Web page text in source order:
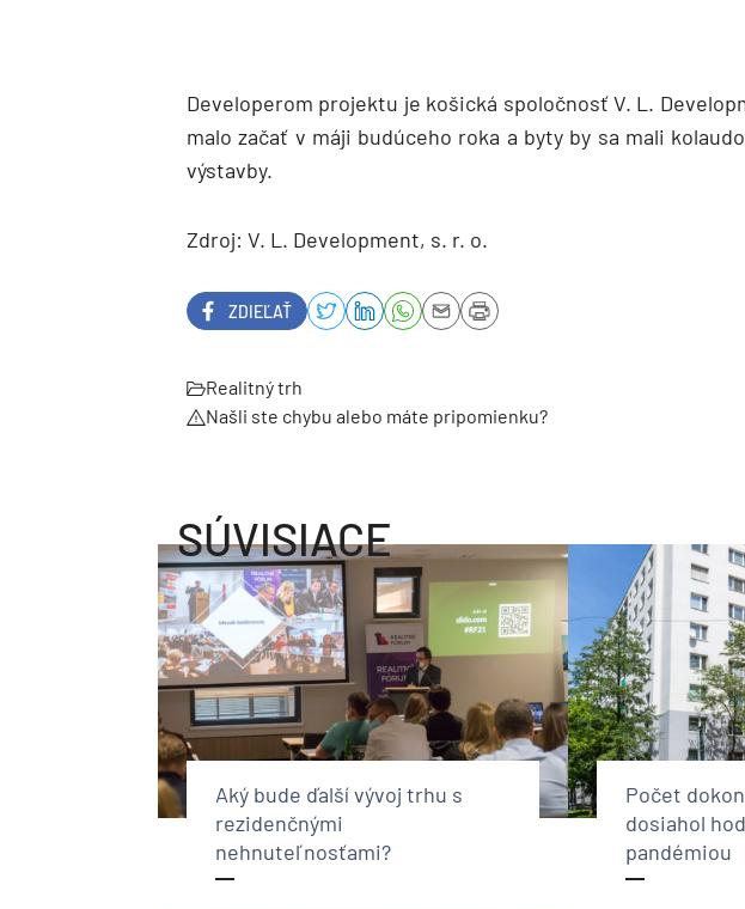
Developerom projektu je košická spoločnosť V. L.
malo začať v máji budúceho roka a byty by sa mali
výstavby.
Zdroj: V. L. Development, s. r. o.
ZDIEĽAŤ
Realitný trh
Našli ste chybu alebo máte pripomienku?
SÚVISIACE
Aký bude ďalší vývoj trhu s
rezidenčnými
nehnuteľnosťami?
Počet
dosiahol
pandémiou